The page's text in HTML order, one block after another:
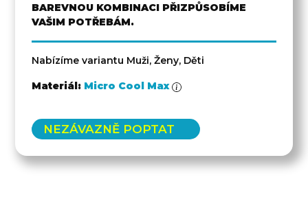
BAREVNOU KOMBINACI PŘIZPŮSOBÍME
VAŠIM POTŘEBÁM.
Nabízíme variantu Muži, Ženy, Děti
Materiál: Micro Cool Max
NEZÁVAZNĚ POPTAT